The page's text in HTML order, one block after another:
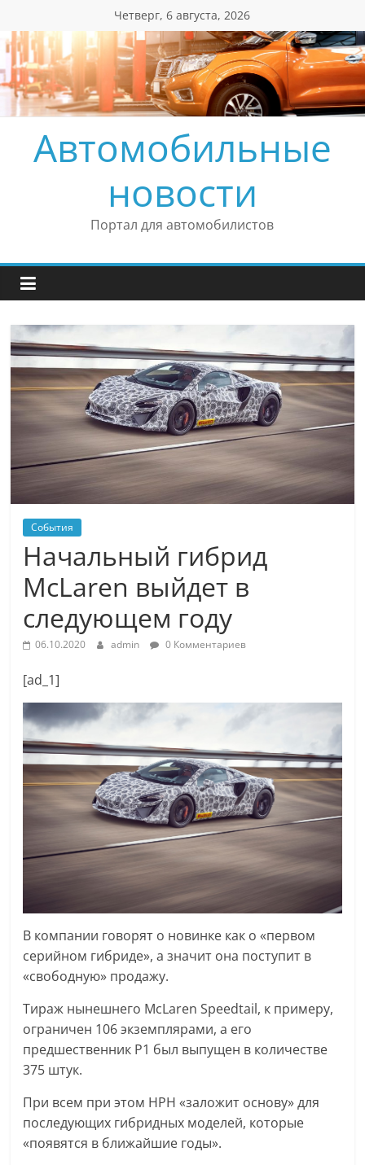
содержимому
Четверг, 6 августа, 2026
Автомобильные
новости
Портал для автомобилистов
События
Начальный гибрид
McLaren выйдет в
следующем году
06.10.2020 admin 0 Комментариев
[ad_1]
В компании говорят о новинке как о «первом
серийном гибриде», а значит она поступит в
«свободную» продажу.
Тираж нынешнего McLaren Speedtail, к примеру,
ограничен 106 экземплярами, а его
предшественник P1 был выпущен в количестве
375 штук.
При всем при этом HPH «заложит основу» для
последующих гибридных моделей, которые
«появятся в ближайшие годы».